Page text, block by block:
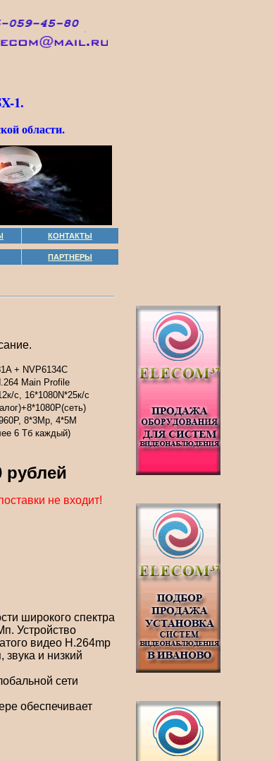
1.
области.
КОНТАКТЫ
ПАРТНЕРЫ
+ NVP6134C
Main Profile
с, 16*1080N*25к/с
8*3Mp, 4*5M
6 Tб каждый)
рублей
не входит!
широкого спектра
Устройство
видео H.264mp
и низкий
сети
обеспечивает